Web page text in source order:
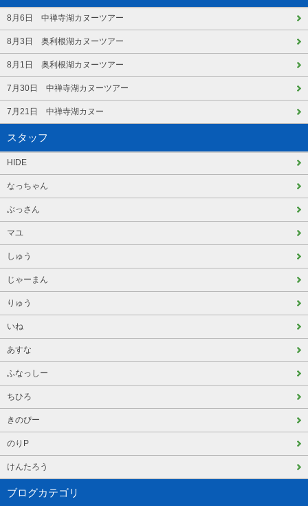
8月6日 中禅寺湖カヌーツアー
8月3日 奥利根湖カヌーツアー
8月1日 奥利根湖カヌーツアー
7月30日 中禅寺湖カヌーツアー
7月21日 中禅寺湖カヌー
スタッフ
HIDE
なっちゃん
ぶっさん
マユ
しゅう
じゃーまん
りゅう
いね
あすな
ふなっしー
ちひろ
きのぴー
のりP
けんたろう
ブログカテゴリ